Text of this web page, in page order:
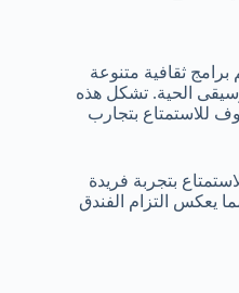
ثقافية متنوعة
الحية. تشكل هذه
للاستمتاع بتجارب
بتجربة فريدة
يعكس التزام الفندق